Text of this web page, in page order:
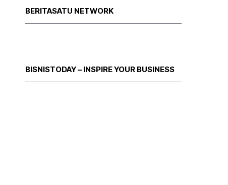
BERITASATU NETWORK
BISNISTODAY – INSPIRE YOUR BUSINESS